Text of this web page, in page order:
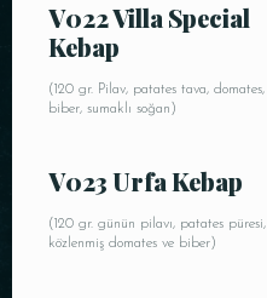
V022 Villa Special
Kebap
(120 gr. Pilav, patates tava, domates,
biber, sumaklı soğan)
V023 Urfa Kebap
(120 gr. günün pilavı, patates püresi,
közlenmiş domates ve biber)